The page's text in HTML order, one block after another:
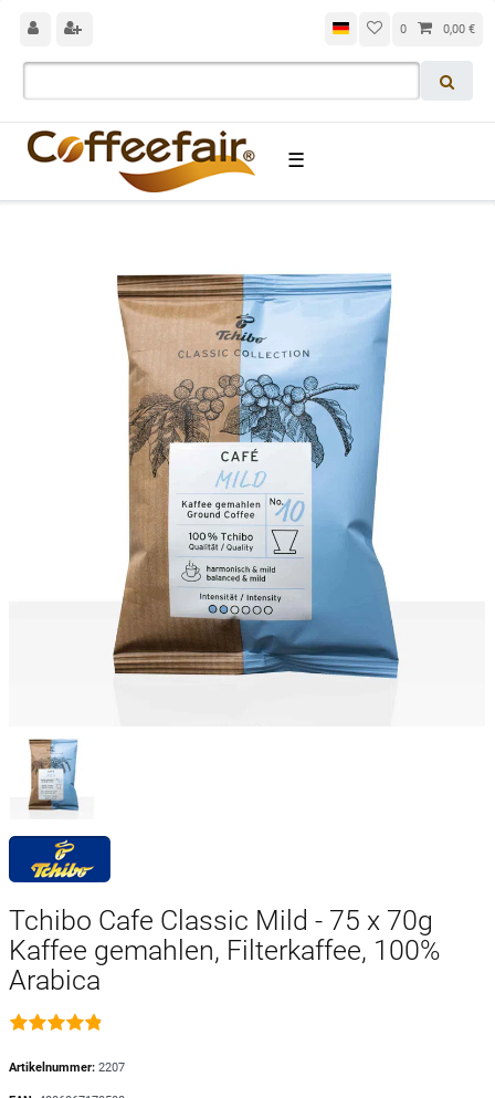
0 0,00 €
☰
Tchibo Cafe Classic Mild - 75 x 70g
Kaffee gemahlen, Filterkaffee, 100%
Arabica
Artikelnummer: 2207